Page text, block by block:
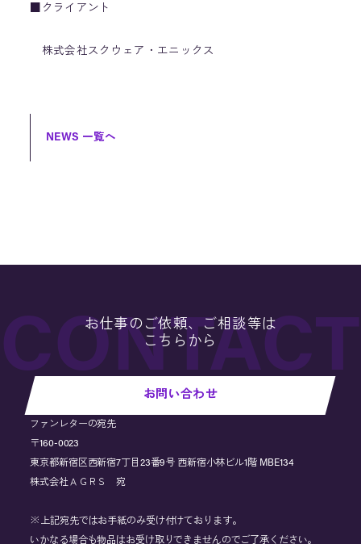
■クライアント
株式会社スクウェア・エニックス
NEWS 一覧へ
お仕事のご依頼、ご相談等は
こちらから
お問い合わせ
ファンレターの宛先
〒160-0023
東京都新宿区西新宿7丁目23番9号 西新宿小林ビル1階 MBE134
株式会社ＡＧＲＳ 宛
※上記宛先ではお手紙のみ受け付けております。
いかなる場合も物品はお受け取りできませんのでご了承ください。